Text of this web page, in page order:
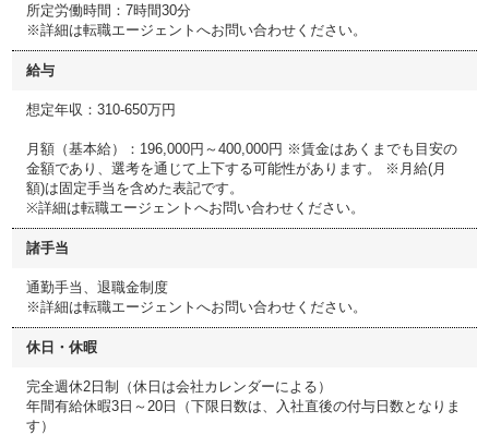
所定労働時間：7時間30分
※詳細は転職エージェントへお問い合わせください。
給与
想定年収：310-650万円
月額（基本給）：196,000円～400,000円 ※賃金はあくまでも目安の
金額であり、選考を通じて上下する可能性があります。 ※月給(月
額)は固定手当を含めた表記です。
※詳細は転職エージェントへお問い合わせください。
諸手当
通勤手当、退職金制度
※詳細は転職エージェントへお問い合わせください。
休日・休暇
完全週休2日制（休日は会社カレンダーによる）
年間有給休暇3日～20日（下限日数は、入社直後の付与日数となりま
す）